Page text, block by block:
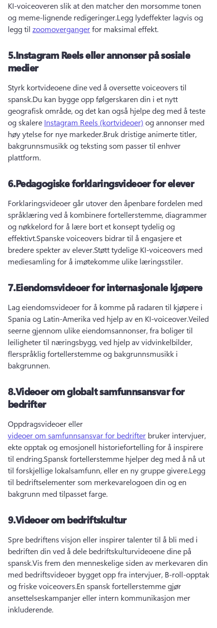
KI-voiceoveren slik at den matcher den morsomme tonen
og meme-lignende redigeringer.Legg lydeffekter lagvis og
legg til zoomoverganger for maksimal effekt.
5.Instagram Reels eller annonser på sosiale
medier
Styrk kortvideoene dine ved å oversette voiceovers til
spansk.Du kan bygge opp følgerskaren din i et nytt
geografisk område, og det kan også hjelpe deg med å teste
og skalere Instagram Reels (kortvideoer) og annonser med
høy ytelse for nye markeder.Bruk dristige animerte titler,
bakgrunnsmusikk og teksting som passer til enhver
plattform.
6.Pedagogiske forklaringsvideoer for elever
Forklaringsvideoer går utover den åpenbare fordelen med
språklæring ved å kombinere fortellerstemme, diagrammer
og nøkkelord for å lære bort et konsept tydelig og
effektivt.Spanske voiceovers bidrar til å engasjere et
bredere spekter av elever.Støtt tydelige KI-voiceovers med
mediesamling for å imøtekomme ulike læringsstiler.
7.Eiendomsvideoer for internasjonale kjøpere
Lag eiendomsvideoer for å komme på radaren til kjøpere i
Spania og Latin-Amerika ved hjelp av en KI-voiceover.Veiled
seerne gjennom ulike eiendomsannonser, fra boliger til
leiligheter til næringsbygg, ved hjelp av vidvinkelbilder,
flerspråklig fortellerstemme og bakgrunnsmusikk i
bakgrunnen.
8.Videoer om globalt samfunnsansvar for
bedrifter
Oppdragsvideoer eller
videoer om samfunnsansvar for bedrifter bruker intervjuer,
ekte opptak og emosjonell historiefortelling for å inspirere
til endring.Spansk fortellerstemme hjelper deg med å nå ut
til forskjellige lokalsamfunn, eller en ny gruppe givere.Legg
til bedriftselementer som merkevarelogoen din og en
bakgrunn med tilpasset farge.
9.Videoer om bedriftskultur
Spre bedriftens visjon eller inspirer talenter til å bli med i
bedriften din ved å dele bedriftskulturvideoene dine på
spansk.Vis frem den menneskelige siden av merkevaren din
med bedriftsvideoer bygget opp fra intervjuer, B-roll-opptak
og friske voiceovers.En spansk fortellerstemme gjør
ansettelseskampanjer eller intern kommunikasjon mer
inkluderende.